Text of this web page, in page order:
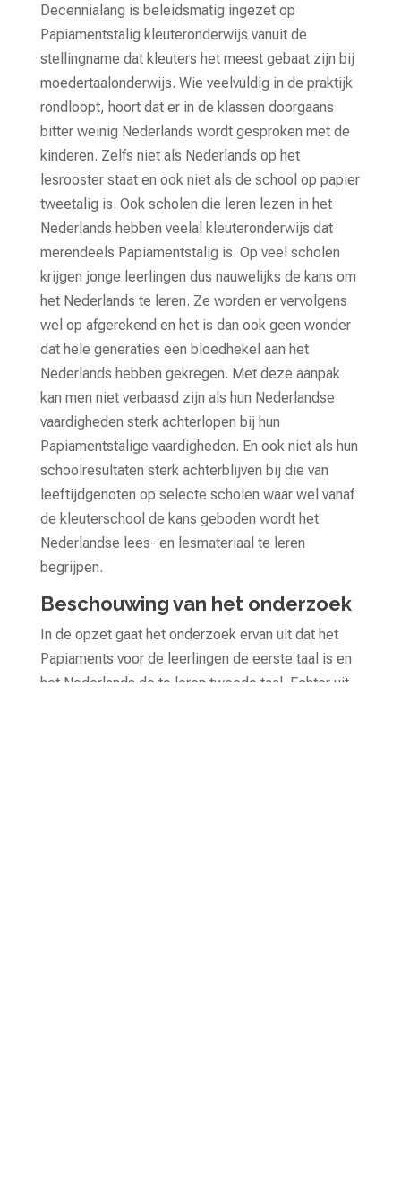
Decennialang is beleidsmatig ingezet op
Papiamentstalig kleuteronderwijs vanuit de
stellingname dat kleuters het meest gebaat zijn bij
moedertaalonderwijs. Wie veelvuldig in de praktijk
rondloopt, hoort dat er in de klassen doorgaans
bitter weinig Nederlands wordt gesproken met de
kinderen. Zelfs niet als Nederlands op het
lesrooster staat en ook niet als de school op papier
tweetalig is. Ook scholen die leren lezen in het
Nederlands hebben veelal kleuteronderwijs dat
merendeels Papiamentstalig is. Op veel scholen
krijgen jonge leerlingen dus nauwelijks de kans om
het Nederlands te leren. Ze worden er vervolgens
wel op afgerekend en het is dan ook geen wonder
dat hele generaties een bloedhekel aan het
Nederlands hebben gekregen. Met deze aanpak
kan men niet verbaasd zijn als hun Nederlandse
vaardigheden sterk achterlopen bij hun
Papiamentstalige vaardigheden. En ook niet als hun
schoolresultaten sterk achterblijven bij die van
leeftijdgenoten op selecte scholen waar wel vanaf
de kleuterschool de kans geboden wordt het
Nederlandse lees- en lesmateriaal te leren
begrijpen.
Beschouwing van het onderzoek
In de opzet gaat het onderzoek ervan uit dat het
Papiaments voor de leerlingen de eerste taal is en
het Nederlands de te leren tweede taal. Echter uit